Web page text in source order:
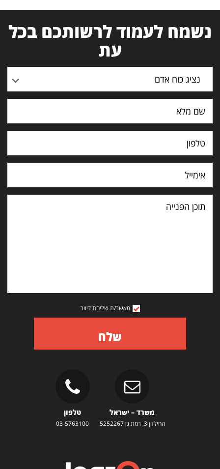
נשמח לעמוד לרשותכם בכל
עת
נציג כוח אדם
תוכן
הפנייה
מאשר/ת שליחת דיוור
שלח
משרד – ישראל
החילזון 3, רמת גן 5252267
טלפון
03-5763100